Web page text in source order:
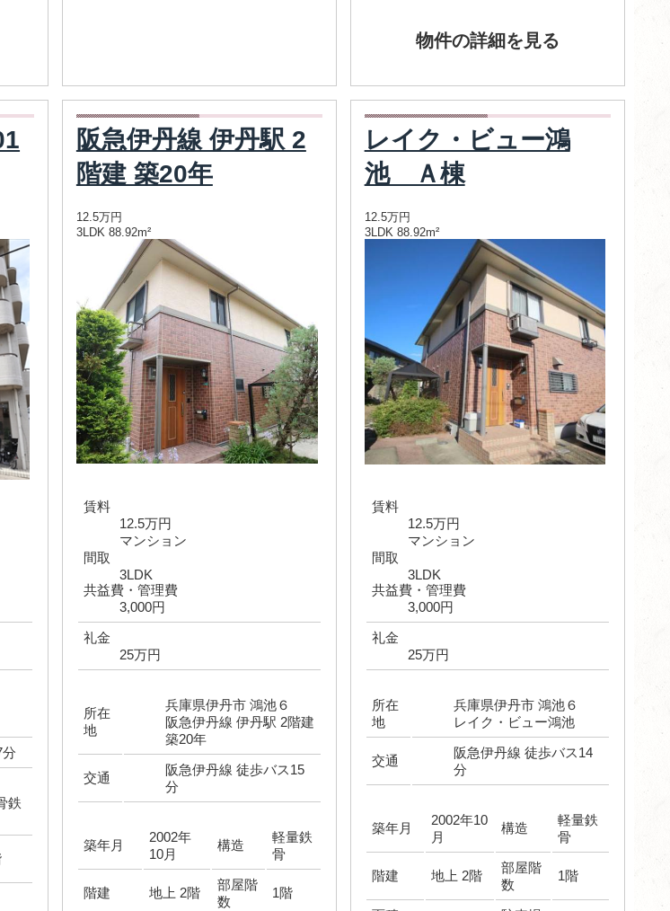
物件の詳細を見る
分
鉄
阪急伊丹線 伊丹駅 2
階建 築20年
12.5万円
3LDK 88.92m²
賃料
12.5万円
マンション
間取
3LDK
共益費・管理費
3,000円
礼金
25万円
所在
地
兵庫県伊丹市 鴻池６
阪急伊丹線 伊丹駅 2階建
築20年
交通
阪急伊丹線 徒歩バス15
分
築年月
2002年
10月
構造
軽量鉄
骨
階建 地上 2階
部屋階
数
1階
レイク・ビュー鴻
池 Ａ棟
12.5万円
3LDK 88.92m²
賃料
12.5万円
マンション
間取
3LDK
共益費・管理費
3,000円
礼金
25万円
所在
地
兵庫県伊丹市 鴻池６
レイク・ビュー鴻池
交通
阪急伊丹線 徒歩バス14
分
築年月
2002年10
月
構造
軽量鉄
骨
階建 地上 2階
部屋階
数
1階